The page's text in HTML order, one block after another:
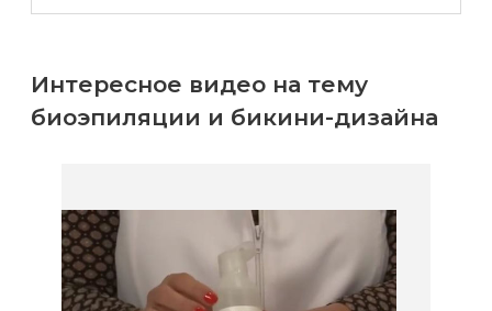
Интересное видео на тему
биоэпиляции и бикини-дизайна